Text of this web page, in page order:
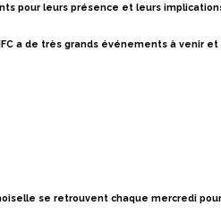
pour leurs présence et leurs
a de très grands événements à venir
se retrouvent chaque mercredi